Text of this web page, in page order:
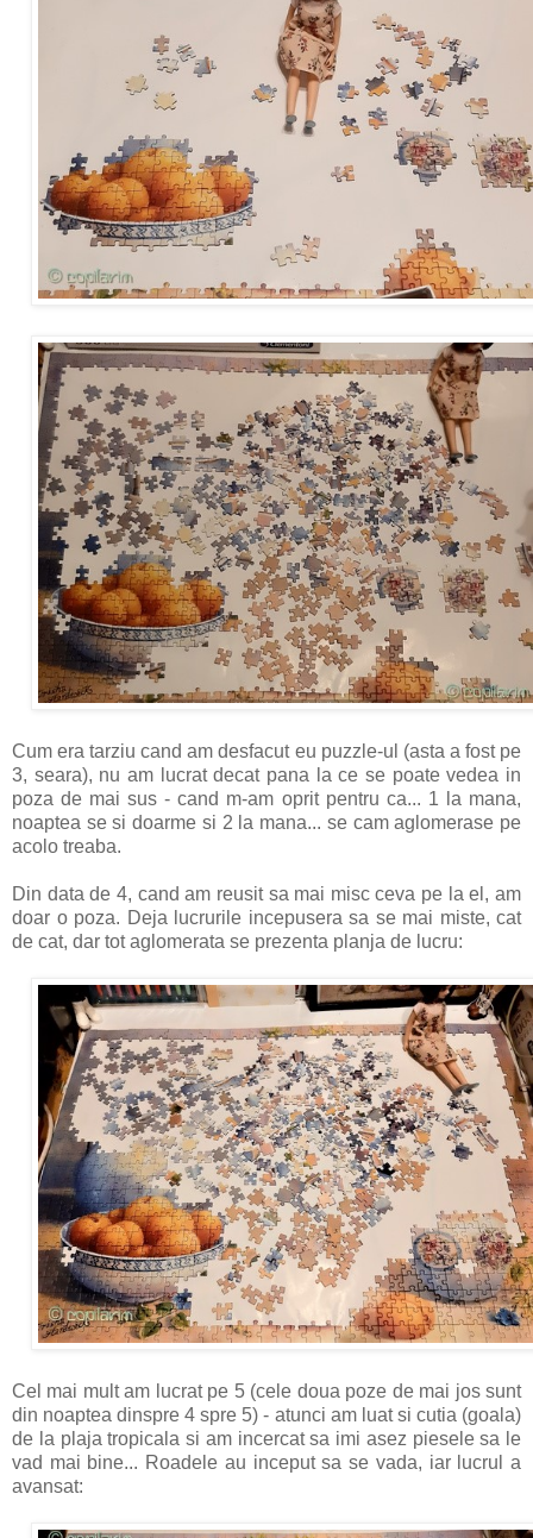
Cum era tarziu cand am desfacut eu puzzle-ul (asta a fost pe
3, seara), nu am lucrat decat pana la ce se poate vedea in
poza de mai sus - cand m-am oprit pentru ca... 1 la mana,
noaptea se si doarme si 2 la mana... se cam aglomerase pe
acolo treaba.
Din data de 4, cand am reusit sa mai misc ceva pe la el, am
doar o poza. Deja lucrurile incepusera sa se mai miste, cat
de cat, dar tot aglomerata se prezenta planja de lucru:
Cel mai mult am lucrat pe 5 (cele doua poze de mai jos sunt
din noaptea dinspre 4 spre 5) - atunci am luat si cutia (goala)
de la plaja tropicala si am incercat sa imi asez piesele sa le
vad mai bine... Roadele au inceput sa se vada, iar lucrul a
avansat: